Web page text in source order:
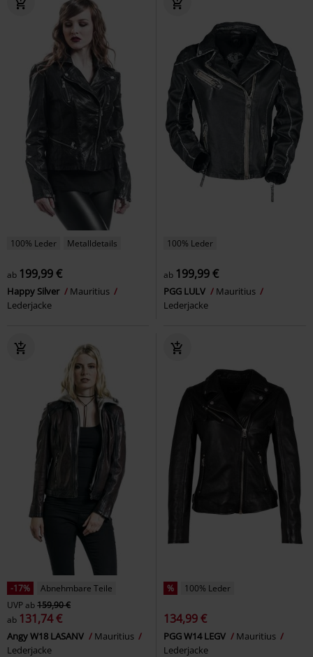
100% Leder Metalldetails
ab 199,99 €
Happy Silver
Mauritius
Lederjacke
100% Leder
ab 199,99 €
PGG LULV
Mauritius
Lederjacke
-17%
Abnehmbare Teile
UVPab159,90 €
ab 131,74 €
Angy W18 LASANV
Mauritius
Lederjacke
% 100% Leder
134,99 €
PGG W14 LEGV
Mauritius
Lederjacke